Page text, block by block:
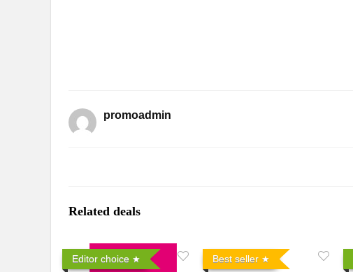
promoadmin
Related deals
Editor choice Best seller